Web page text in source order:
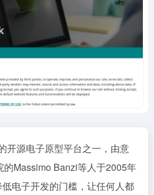
开源电子原型平台之一，由意
的Massimo Banzi等人于2005年
电子开发的门槛，让任何人都